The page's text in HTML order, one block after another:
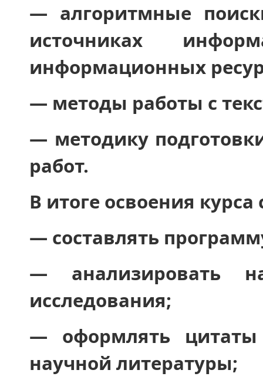
― алгоритмные
источниках
информационных
― методы работы с
― методику
работ.
В итоге освоения
― составлять
― анализировать
исследования;
― оформлять
научной литературы;